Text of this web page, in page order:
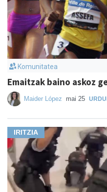
Komunitatea
Emaitzak baino askoz
Maider López mai 25
IRITZIA